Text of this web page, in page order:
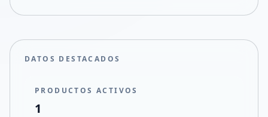
DATOS DESTACADOS
PRODUCTOS ACTIVOS
1